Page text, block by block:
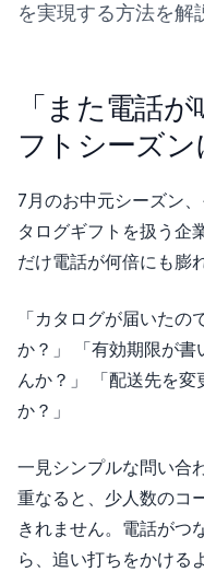
を実現する方法を解
「また電話
フトシーズ
7月のお中元シーズン
タログギフトを扱う企
だけ電話が何倍にも膨
「カタログが届いた
か？」 「有効期限が
んか？」 「配送先を
か？」
一見シンプルな問い合
重なると、少人数のコ
きれません。電話がつ
ら、追い打ちをかけ